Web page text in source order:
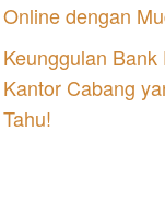
Online dengan
Keunggulan Bank
Kantor Cabang
Tahu!